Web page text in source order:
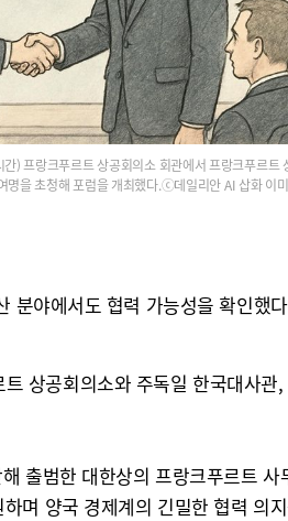
) 프랑크푸르트 상공회의소 회관에서 프랑크푸르트
명을 초청해 포럼을 개최했다.ⓒ데일리안 AI 삽화 이
분야에서도 협력 가능성을 확인했
상공회의소와 주독일 한국대사
출범한 대한상의 프랑크푸르트
며 양국 경제계의 긴밀한 협력 의